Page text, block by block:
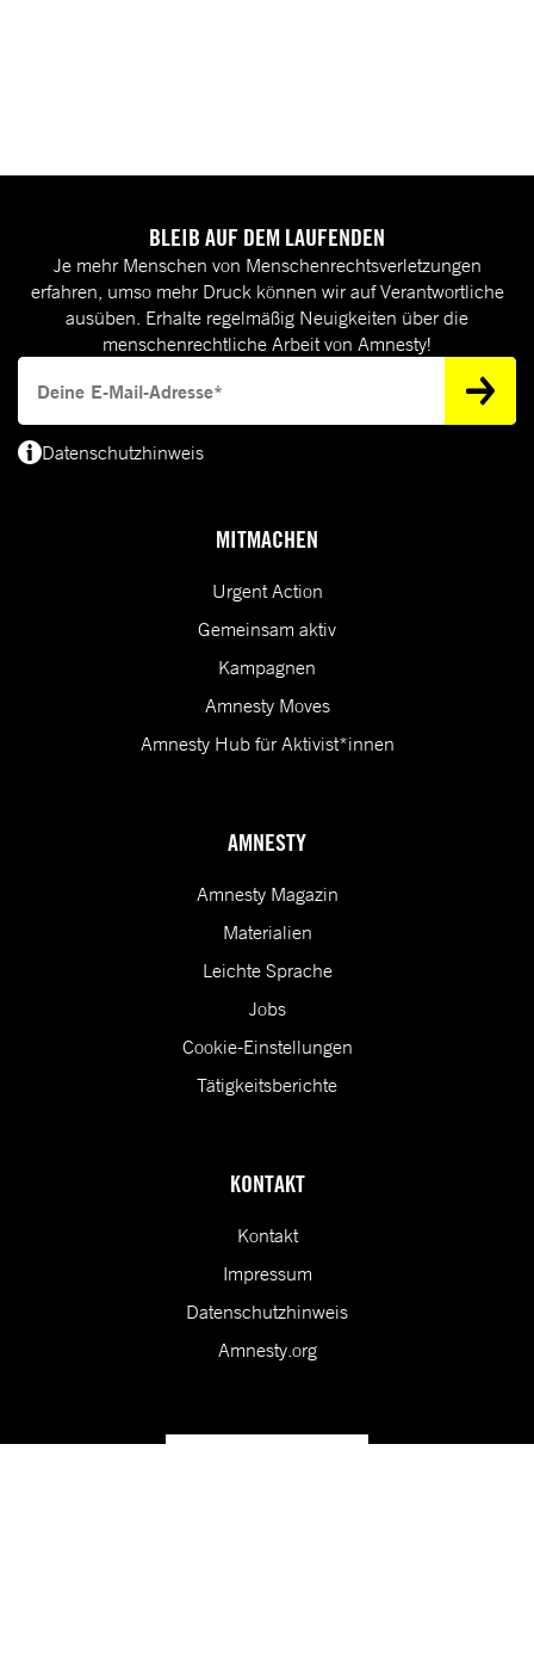
MITMACHEN
Urgent Action
Gemeinsam aktiv
Kampagnen
Amnesty Moves
Amnesty Hub für Aktivist*innen
AMNESTY
Amnesty Magazin
Materialien
Leichte Sprache
Jobs
Cookie-Einstellungen
Tätigkeitsberichte
KONTAKT
Kontakt
Impressum
Datenschutzhinweis
Amnesty.org
BLEIB AUF DEM LAUFENDEN
Je mehr Menschen von Menschenrechtsverletzungen
erfahren, umso mehr Druck können wir auf Verantwortliche
ausüben. Erhalte regelmäßig Neuigkeiten über die
menschenrechtliche Arbeit von Amnesty!
Datenschutzhinweis